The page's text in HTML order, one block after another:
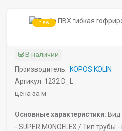
new
В наличии
Производитель: KOPOS KOLIN
Артикул: 1232 D_L
цена за м
Основные характеристики: Вид
- SUPER MONOFLEX /Тип трубы -